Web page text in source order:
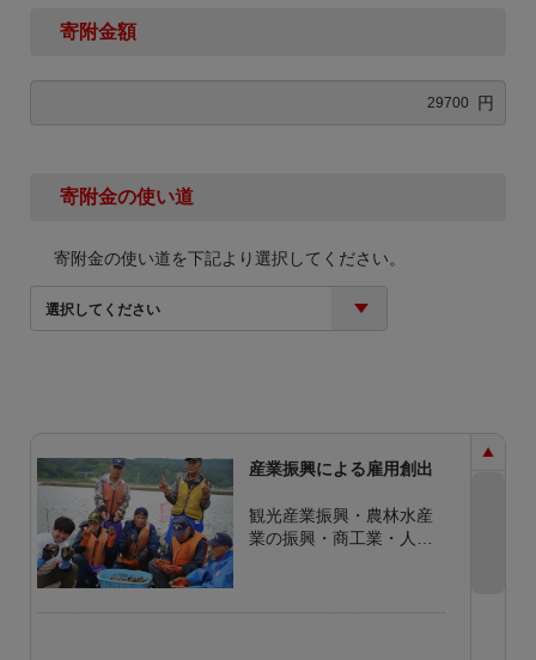
寄附金額
円
寄附金の使い道
寄附金の使い道を下記より選択してください。
選択してください
産業振興による雇用創出
観光産業振興・農林水産
業の振興・商工業・人材